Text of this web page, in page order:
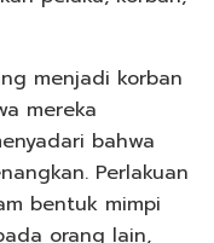
menjadi korban
mereka
bahwa
Perlakuan
bentuk mimpi
orang lain,